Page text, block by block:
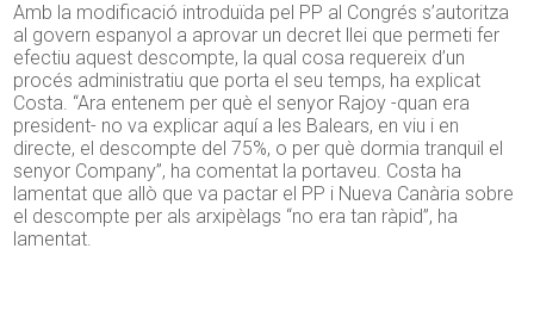
Amb la modificació introduïda pel PP al Congrés s’autoritza
al govern espanyol a aprovar un decret llei que permeti fer
efectiu aquest descompte, la qual cosa requereix d’un
procés administratiu que porta el seu temps, ha explicat
Costa. “Ara entenem per què el senyor Rajoy -quan era
president- no va explicar aquí a les Balears, en viu i en
directe, el descompte del 75%, o per què dormia tranquil el
senyor Company”, ha comentat la portaveu. Costa ha
lamentat que allò que va pactar el PP i Nueva Canària sobre
el descompte per als arxipèlags “no era tan ràpid”, ha
lamentat.